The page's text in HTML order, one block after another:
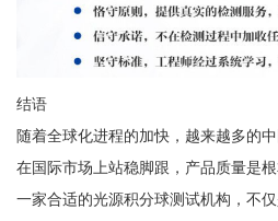
结语
随着全球化进程的加快，越来越多的
在国际市场上站稳脚跟，产品质量是
一家合适的光源积分球测试机构，不